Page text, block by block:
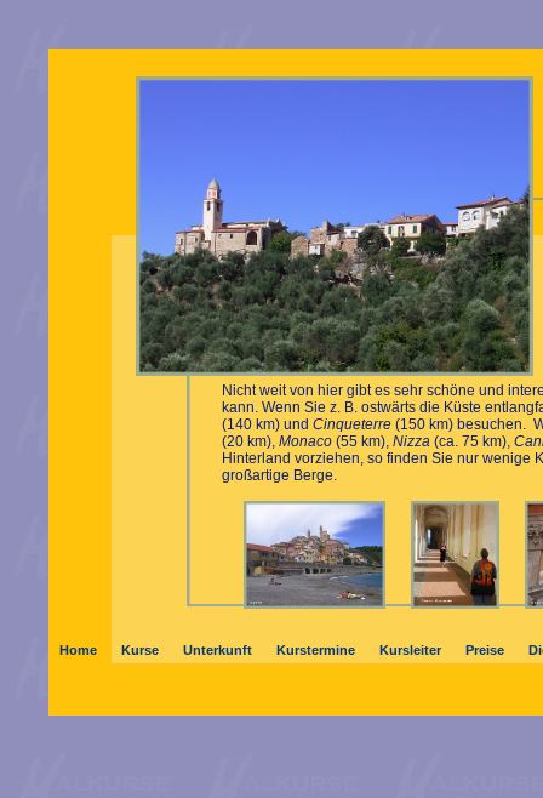
Nicht weit von hier gibt es sehr schöne und
kann. Wenn Sie z. B. ostwärts die Küste
(140 km) und Cinqueterre (150 km) besuchen.
(20 km), Monaco (55 km), Nizza (ca. 75 km),
Hinterland vorziehen, so finden Sie nur wenige
großartige Berge.
Home Kurse Unterkunft Kurstermine Kursleiter Preise